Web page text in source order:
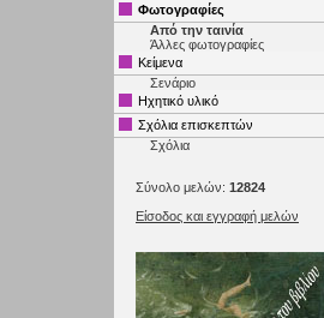
Φωτογραφίες
Από την ταινία
Άλλες φωτογραφίες
Κείμενα
Σενάριο
Ηχητικό υλικό
Σχόλια επισκεπτών
Σχόλια
Σύνολο μελών: 12824
Είσοδος και εγγραφή μελών